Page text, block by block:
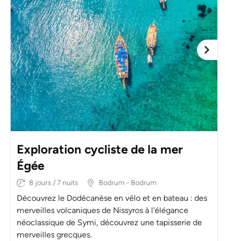
Exploration cycliste de la mer
Égée
8 jours / 7 nuits Bodrum - Bodrum
Découvrez le Dodécanèse en vélo et en bateau : des
merveilles volcaniques de Nissyros à l'élégance
néoclassique de Symi, découvrez une tapisserie de
merveilles grecques.